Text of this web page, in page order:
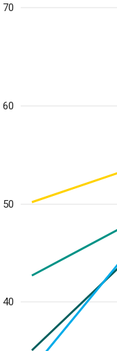
40
50
60
70